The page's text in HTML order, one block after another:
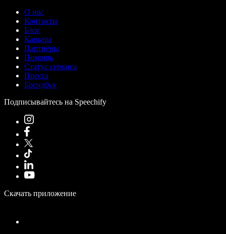
О нас
Контакты
Блог
Карьера
Партнёры
Помощь
Статус сервиса
Пресса
Брендбук
Подписывайтесь на Speechify
Скачать приложение